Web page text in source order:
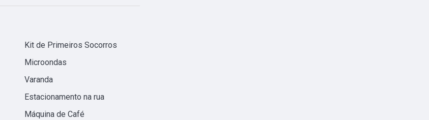
Kit de Primeiros Socorros
Microondas
Varanda
Estacionamento na rua
Máquina de Café